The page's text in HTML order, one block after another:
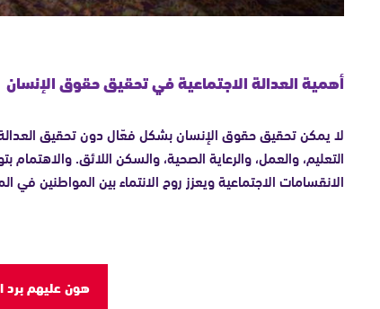
أهمية العدالة الاجتماعية في تحقيق حقوق الإنسان
لا يمكن تحقيق حقوق الإنسان بشكل فعّال دون تحقيق
التعليم، والعمل، والرعاية الصحية، والسكن اللائق.
الانقسامات الاجتماعية ويعزز روح الانتماء بين المواطنين في
هون عليهم برد